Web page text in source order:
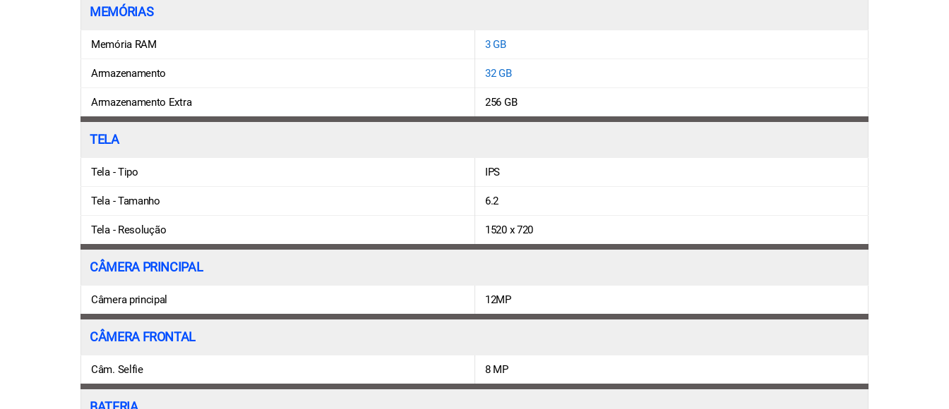
MEMÓRIAS
Memória RAM 3 GB
Armazenamento 32 GB
Armazenamento Extra 256 GB
TELA
Tela - Tipo IPS
Tela - Tamanho 6.2
Tela - Resolução 1520 x 720
CÂMERA PRINCIPAL
Câmera principal 12MP
CÂMERA FRONTAL
Câm. Selfie 8 MP